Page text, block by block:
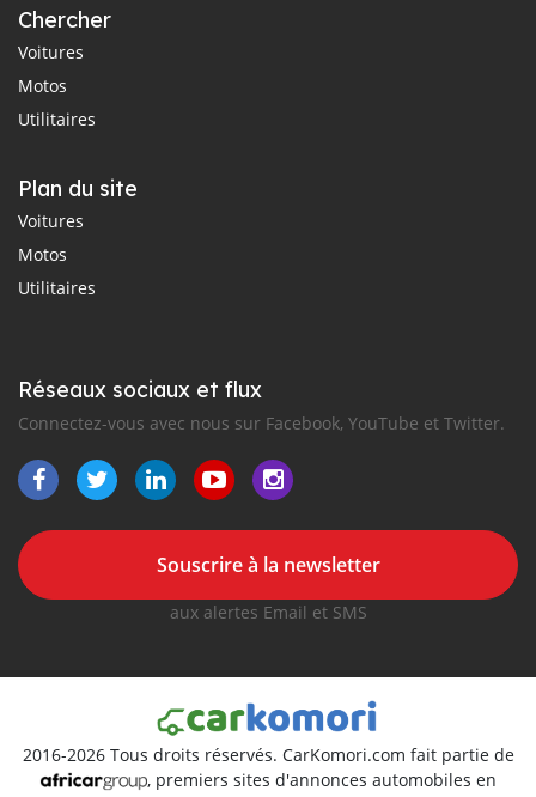
Chercher
Voitures
Motos
Utilitaires
Plan du site
Voitures
Motos
Utilitaires
Réseaux sociaux et flux
Connectez-vous avec nous sur Facebook, YouTube et Twitter.
Souscrire à la newsletter
aux alertes Email et SMS
2016-2026 Tous droits réservés. CarKomori.com fait partie de
, premiers sites d'annonces automobiles en